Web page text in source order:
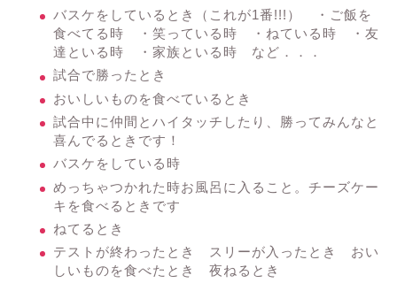
バスケをしているとき（これが1番!!!） ・ご飯を
食べてる時 ・笑っている時 ・ねている時 ・友
達といる時 ・家族といる時 など．．．
試合で勝ったとき
おいしいものを食べているとき
試合中に仲間とハイタッチしたり、勝ってみんなと
喜んでるときです！
バスケをしている時
めっちゃつかれた時お風呂に入ること。チーズケー
キを食べるときです
ねてるとき
テストが終わったとき スリーが入ったとき おい
しいものを食べたとき 夜ねるとき